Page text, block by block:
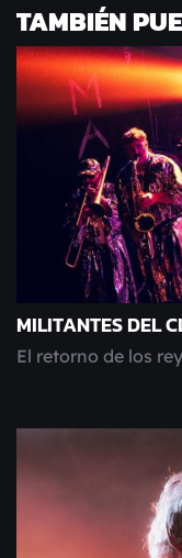
TAMBIÉN
MILITANTES DEL
El retorno de los